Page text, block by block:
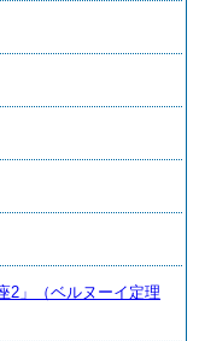
2」（ベルヌーイ定理